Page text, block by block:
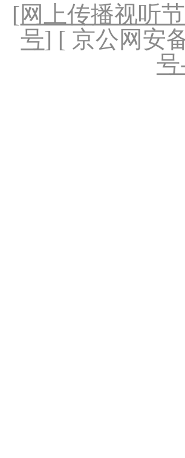
[网上传播视听
号] [ 京公网安
号